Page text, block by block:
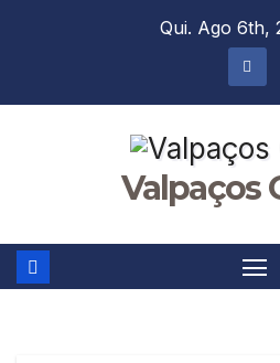
Qui. Ago 6th,
Valpaços